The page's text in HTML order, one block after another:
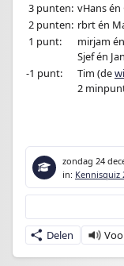
3 punten: vHans én
2 punten: rbrt én
1 punt:
mirjam
Sjef én
-1 punt:
Tim (de
2
zondag 24
in: Kennisquiz
Delen